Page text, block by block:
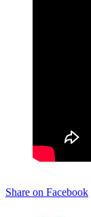
Share on Facebook